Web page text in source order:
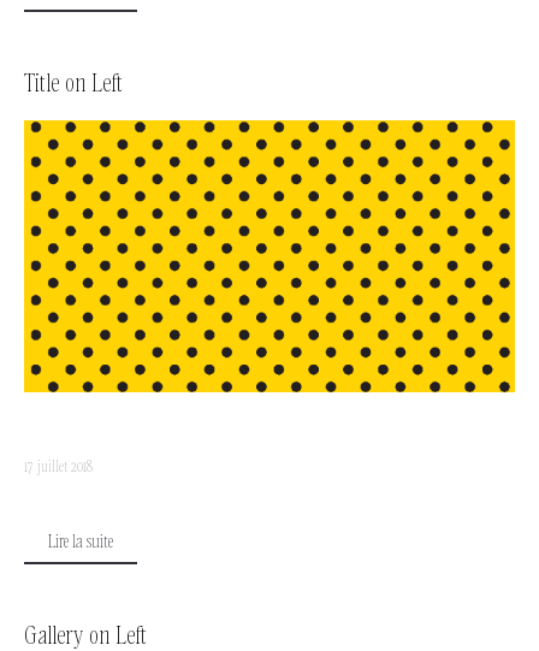
Title on Left
17 juillet 2018
Lire la suite
Gallery on Left